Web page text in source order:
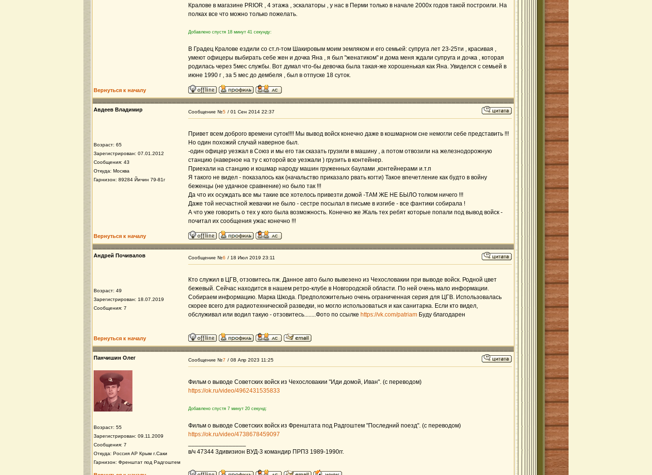
Кралове в магазине PRIOR , 4 этажа , эскалаторы , у нас в Перми только в начале 2000х годов такой построили. На
полках все что можно только пожелать.
Добавлено спустя 18 минут 41 секунду:
В Градец Кралове ездили со ст.л-том Шакировым моим земляком и его семьей: супруга лет 23-25ти , красивая ,
умеют офицеры выбирать себе жен и дочка Яна , я был "женатиком" и дома меня ждали супруга и дочка , которая
родилась через 5мес службы. Вот думал что-бы девочка была такая-же хорошенькая как Яна. Увиделся с семьей в
июне 1990 г , за 5 мес до дембеля , был в отпуске 18 суток.
Вернуться к началу
Авдеев Владимир
Возраст: 65
Зарегистрирован: 07.01.2012
Сообщения: 43
Откуда: Москва
Гарнизон: 89284 Йичин 79-81г
Сообщение №5 / 01 Сен 2014 22:37
Привет всем доброго времени суток!!!! Мы вывод войск конечно даже в кошмарном сне немогли себе представить !!!
Но один похожий случай наверное был.
-один офицер уезжал в Союз и мы его так сказать грузили в машину , а потом отвозили на железнодорожную
станцию (наверное на ту с которой все уезжали ) грузить в контейнер.
Приехали на станцию и кошмар народу машин груженных баулами ,контейнерами и.т.п
Я такого не видел - показалось как (начальство приказало рвать когти) Такое впечетление как будто в войну
беженцы (не удачное сравнение) но было так !!!
Да что их осуждать все мы такие все хотелось привезти домой -ТАМ ЖЕ НЕ БЫЛО толком ничего !!!
Даже той несчастной жевачки не было - сестре посылал в письме в изгибе - все фантики собирала !
А что уже говорить о тех у кого была возможность. Конечно же Жаль тех ребят которые попали под вывод войск -
почитал их сообщения ужас конечно !!!
Вернуться к началу
Андрей Почивалов
Возраст: 49
Зарегистрирован: 18.07.2019
Сообщения: 7
Сообщение №6 / 18 Июл 2019 23:11
Кто служил в ЦГВ, отзовитесь пж. Данное авто было вывезено из Чехословакии при выводе войск. Родной цвет
бежевый. Сейчас находится в нашем ретро-клубе в Новгородской области. По ней очень мало информации.
Собираем информацию. Марка Шкода. Предположительно очень ограниченная серия для ЦГВ. Использовалась
скорее всего для радиотехнической разведки, но могло использоваться и как санитарка. Если кто видел,
обслуживал или водил такую - отзовитесь........Фото по ссылке https://vk.com/patriam Буду благодарен
Вернуться к началу
Панчишин Олег
Возраст: 55
Зарегистрирован: 09.11.2009
Сообщения: 7
Откуда: Россия АР Крым г.Саки
Гарнизон: Френштат под Радгоштем
Сообщение №7 / 08 Апр 2023 11:25
Фильм о выводе Советских войск из Чехословакии "Иди домой, Иван". (с переводом)
https://ok.ru/video/4962431535833
Добавлено спустя 7 минут 20 секунд:
Фильм о выводе Советских войск из Френштата под Радгоштем "Последний поезд". (с переводом)
https://ok.ru/video/4738678459097
в/ч 47344 3дивизион ВУД-3 командир ПРП3 1989-1990гг.